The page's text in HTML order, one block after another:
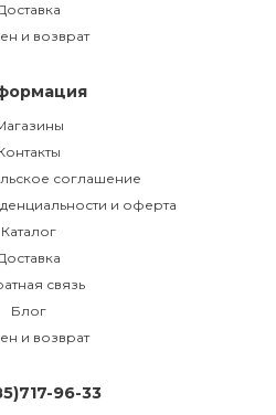
и возврат
соглашение
и оферта
Каталог
связь
Блог
и возврат
96-33